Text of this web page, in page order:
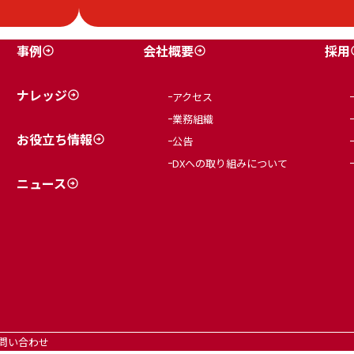
事例
ナレッジ
お役立ち情報
ニュース
会社概要
アクセス
業務組織
公告
DXへの取り組みについて
採用
い合わせ